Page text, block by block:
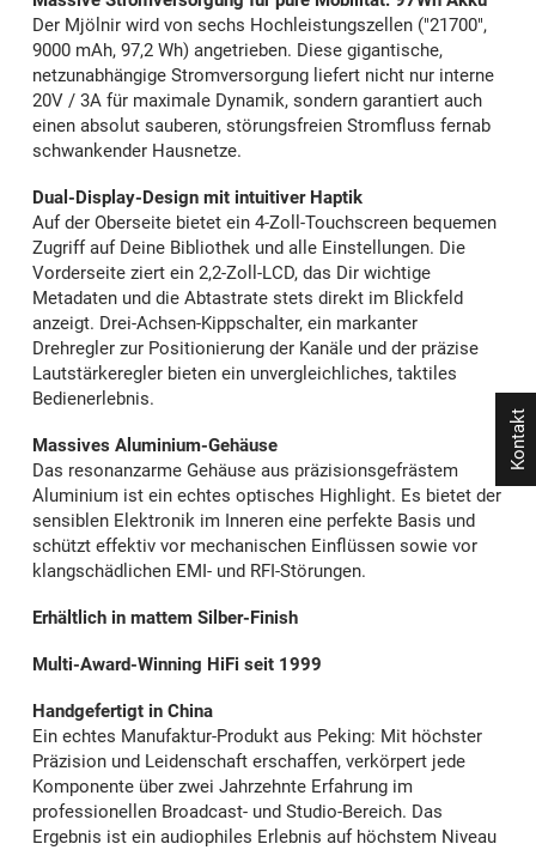
Der Mjölnir wird von sechs Hochleistungszellen ("21700",
9000 mAh, 97,2 Wh) angetrieben. Diese gigantische,
netzunabhängige Stromversorgung liefert nicht nur interne
20V / 3A für maximale Dynamik, sondern garantiert auch
einen absolut sauberen, störungsfreien Stromfluss fernab
schwankender Hausnetze.
Dual-Display-Design mit intuitiver Haptik
Auf der Oberseite bietet ein 4-Zoll-Touchscreen bequemen
Zugriff auf Deine Bibliothek und alle Einstellungen. Die
Vorderseite ziert ein 2,2-Zoll-LCD, das Dir wichtige
Metadaten und die Abtastrate stets direkt im Blickfeld
anzeigt. Drei-Achsen-Kippschalter, ein markanter
Drehregler zur Positionierung der Kanäle und der präzise
Lautstärkeregler bieten ein unvergleichliches, taktiles
Bedienerlebnis.
Massives Aluminium-Gehäuse
Das resonanzarme Gehäuse aus präzisionsgefrästem
Aluminium ist ein echtes optisches Highlight. Es bietet der
sensiblen Elektronik im Inneren eine perfekte Basis und
schützt effektiv vor mechanischen Einflüssen sowie vor
klangschädlichen EMI- und RFI-Störungen.
Erhältlich in mattem Silber-Finish
Multi-Award-Winning HiFi seit 1999
Handgefertigt in China
Ein echtes Manufaktur-Produkt aus Peking: Mit höchster
Präzision und Leidenschaft erschaffen, verkörpert jede
Komponente über zwei Jahrzehnte Erfahrung im
professionellen Broadcast- und Studio-Bereich. Das
Ergebnis ist ein audiophiles Erlebnis auf höchstem Niveau
Kontakt